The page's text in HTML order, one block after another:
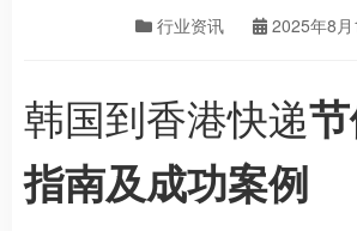
行业资讯 2025年8月
韩国到香港快递
指南及成功案例